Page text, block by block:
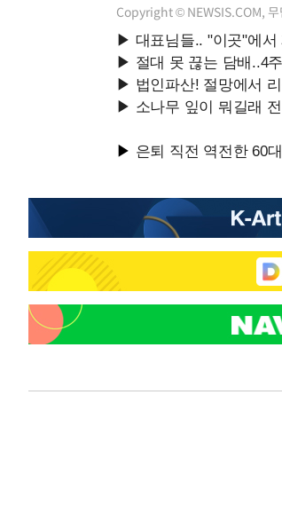
Copyright © NEWSIS.COM, 무